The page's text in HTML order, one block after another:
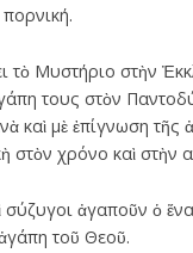
τὸ Μυστήριο στὴν
τους στὸν
καὶ μὲ ἐπίγνωση τῆς
στὸν χρόνο καὶ στὴν
σύζυγοι ἀγαποῦν ὁ
τοῦ Θεοῦ.